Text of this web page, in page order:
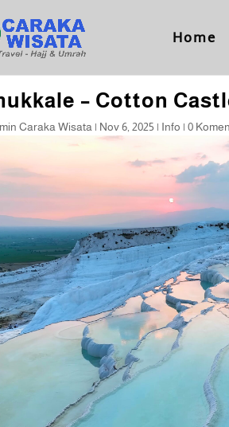
Home
– Cotton
Caraka Wisata | Nov 6, 2025 | Info | 0